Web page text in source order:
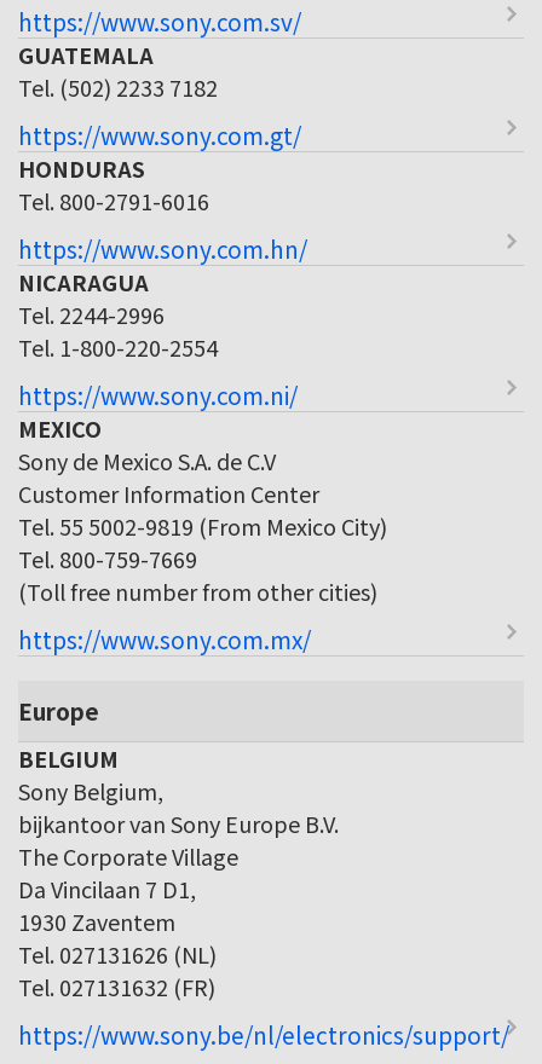
https://www.sony.com.sv/
GUATEMALA
Tel. (502) 2233 7182
https://www.sony.com.gt/
HONDURAS
Tel. 800-2791-6016
https://www.sony.com.hn/
NICARAGUA
Tel. 2244-2996
Tel. 1-800-220-2554
https://www.sony.com.ni/
MEXICO
Sony de Mexico S.A. de C.V
Customer Information Center
Tel. 55 5002-9819 (From Mexico City)
Tel. 800-759-7669
(Toll free number from other cities)
https://www.sony.com.mx/
Europe
BELGIUM
Sony Belgium,
bijkantoor van Sony Europe B.V.
The Corporate Village
Da Vincilaan 7 D1,
1930 Zaventem
Tel. 027131626 (NL)
Tel. 027131632 (FR)
https://www.sony.be/nl/electronics/support/